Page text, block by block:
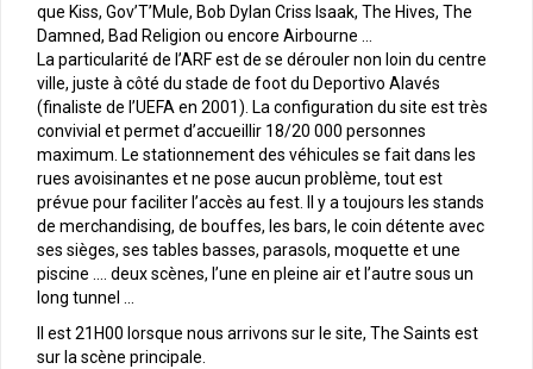
que Kiss, Gov’T’Mule, Bob Dylan Criss Isaak, The Hives, The
Damned, Bad Religion ou encore Airbourne …
La particularité de l’ARF est de se dérouler non loin du centre
ville, juste à côté du stade de foot du Deportivo Alavés
(finaliste de l’UEFA en 2001). La configuration du site est très
convivial et permet d’accueillir 18/20 000 personnes
maximum. Le stationnement des véhicules se fait dans les
rues avoisinantes et ne pose aucun problème, tout est
prévue pour faciliter l’accès au fest. Il y a toujours les stands
de merchandising, de bouffes, les bars, le coin détente avec
ses sièges, ses tables basses, parasols, moquette et une
piscine …. deux scènes, l’une en pleine air et l’autre sous un
long tunnel …
Il est 21H00 lorsque nous arrivons sur le site, The Saints est
sur la scène principale.